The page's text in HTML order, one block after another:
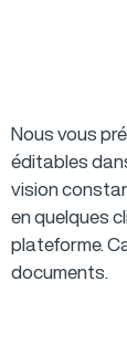
Nous vous
éditables
vision
en quelques
plateforme.
documents.